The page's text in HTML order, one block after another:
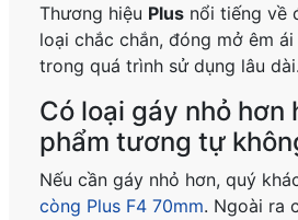
Thương hiệu Plus nổi tiếng về
loại chắc chắn, đóng mở êm
trong quá trình sử dụng lâu dài.
Có loại gáy nhỏ hơn
phẩm tương tự
Nếu cần gáy nhỏ hơn, quý
còng Plus F4 70mm. Ngoài ra